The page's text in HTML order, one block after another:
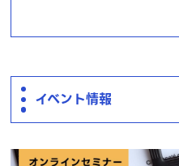
イベント情報